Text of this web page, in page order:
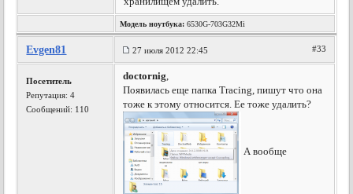
Модель ноутбука: 6530G-703G32Mi
Evgen81 27 июля 2012 22:45 #33
Посетитель
Репутация:4
Сообщений: 110
doctornig,
Появилась еще папка Tracing, пишут что она
тоже к этому относится. Ее тоже удалить?
А вообще